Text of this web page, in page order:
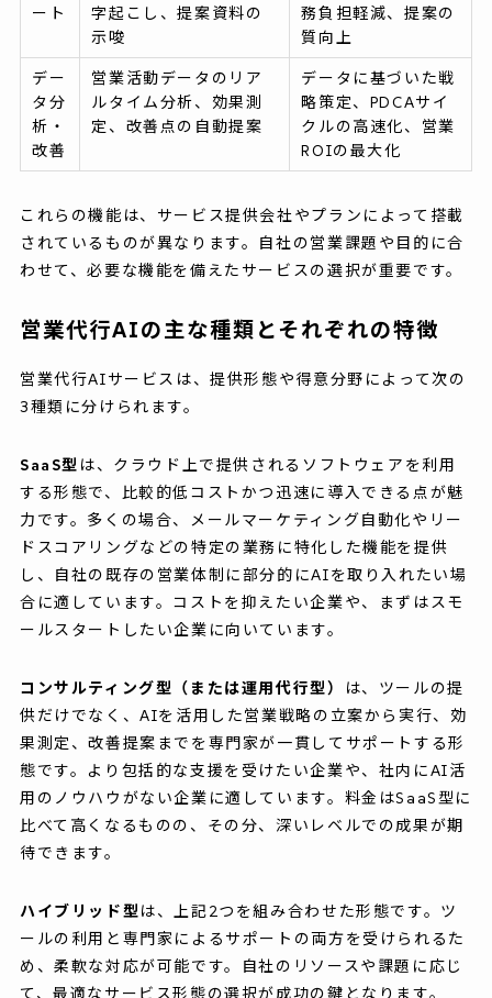
ート
字起こし、提案資料の
示唆
務負担軽減、提案の
質向上
デー
タ分
析・
改善
営業活動データのリア
ルタイム分析、効果測
定、改善点の自動提案
データに基づいた戦
略策定、PDCAサイ
クルの高速化、営業
ROIの最大化
これらの機能は、サービス提供会社やプランによって搭載
されているものが異なります。自社の営業課題や目的に合
わせて、必要な機能を備えたサービスの選択が重要です。
営業代行AIの主な種類とそれぞれの特徴
営業代行AIサービスは、提供形態や得意分野によって次の
3種類に分けられます。
SaaS型 は、クラウド上で提供されるソフトウェアを利用
する形態で、比較的低コストかつ迅速に導入できる点が魅
力です。多くの場合、メールマーケティング自動化やリー
ドスコアリングなどの特定の業務に特化した機能を提供
し、自社の既存の営業体制に部分的にAIを取り入れたい場
合に適しています。コストを抑えたい企業や、まずはスモ
ールスタートしたい企業に向いています。
コンサルティング型（または運用代行型）
は、ツールの提
供だけでなく、AIを活用した営業戦略の立案から実行、効
果測定、改善提案までを専門家が一貫してサポートする形
態です。より包括的な支援を受けたい企業や、社内にAI活
用のノウハウがない企業に適しています。料金はSaaS型に
比べて高くなるものの、その分、深いレベルでの成果が期
待できます。
ハイブリッド型は、上記2つを組み合わせた形態です。ツ
ールの利用と専門家によるサポートの両方を受けられるた
め、柔軟な対応が可能です。自社のリソースや課題に応じ
て、最適なサービス形態の選択が成功の鍵となります。